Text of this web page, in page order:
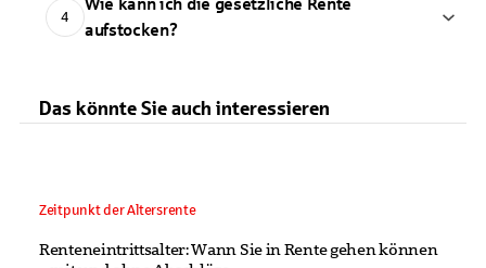
4
Wie kann ich die gesetzliche Rente
aufstocken?
Das könnte Sie auch interessieren
Zeitpunkt der Altersrente
Renteneintrittsalter: Wann Sie in Rente gehen können